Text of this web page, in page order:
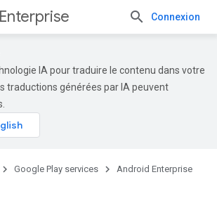
Connexion
IA pour traduire le contenu dans votre
traductions générées par IA peuvent
Google Play services
Android Enterprise